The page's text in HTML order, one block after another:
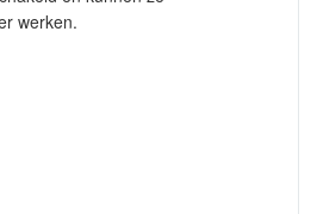
werken.